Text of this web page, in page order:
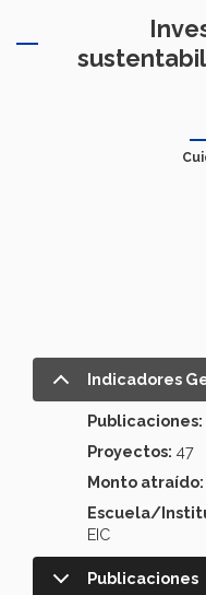
Indicadores
Publicaciones:
Proyectos: 47
Monto atraído:
Escuela/
EIC
Publicaciones